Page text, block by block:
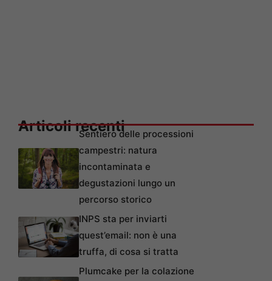
Articoli recentiSentiero delle processioni
campestri: natura
incontaminata e
degustazioni lungo un
percorso storico
INPS sta per inviarti
quest’email: non è una
truffa, di cosa si tratta
Plumcake per la colazione